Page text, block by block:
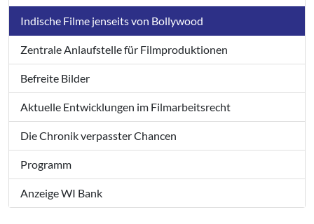
Indische Filme jenseits von Bollywood
Zentrale Anlaufstelle für Filmproduktionen
Befreite Bilder
Aktuelle Entwicklungen im Filmarbeitsrecht
Die Chronik verpasster Chancen
Programm
Anzeige WI Bank